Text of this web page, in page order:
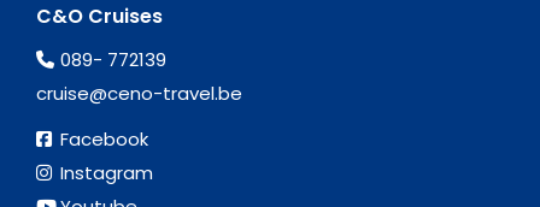
C&O Cruises
089- 772139
cruise@ceno-travel.be
Facebook
Instagram